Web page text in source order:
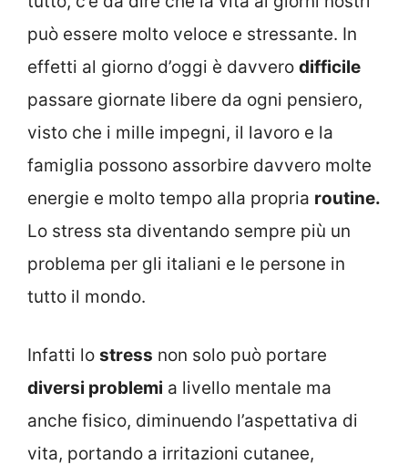
può essere molto veloce e stressante. In
effetti al giorno d’oggi è davvero difficile
passare giornate libere da ogni pensiero,
visto che i mille impegni, il lavoro e la
famiglia possono assorbire davvero molte
energie e molto tempo alla propria routine.
Lo stress sta diventando sempre più un
problema per gli italiani e le persone in
tutto il mondo.
Infatti lo stress non solo può portare
diversi problemi a livello mentale ma
anche fisico, diminuendo l’aspettativa di
vita, portando a irritazioni cutanee,